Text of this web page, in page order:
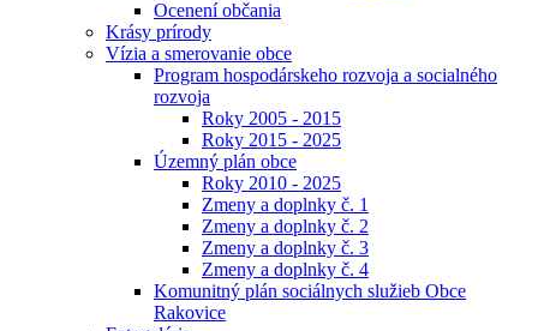
Ocenení občania
Krásy prírody
Vízia a smerovanie obce
Program hospodárskeho rozvoja a socialného
rozvoja
Roky 2005 - 2015
Roky 2015 - 2025
Územný plán obce
Roky 2010 - 2025
Zmeny a doplnky č. 1
Zmeny a doplnky č. 2
Zmeny a doplnky č. 3
Zmeny a doplnky č. 4
Komunitný plán sociálnych služieb Obce
Rakovice